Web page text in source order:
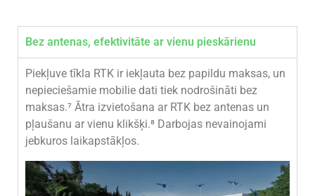
Bez antenas, efektivitāte ar vienu pieskārienu
Piekļuve tīkla RTK ir iekļauta bez papildu maksas, un
nepieciešamie mobilie dati tiek nodrošināti bez
maksas.⁷ Ātra izvietošana ar RTK bez antenas un
pļaušanu ar vienu klikšķi.⁸ Darbojas nevainojami
jebkuros laikapstākļos.